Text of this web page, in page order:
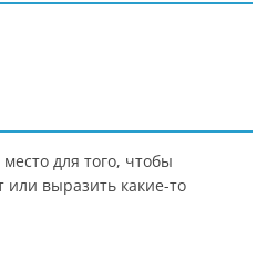
для того, чтобы
или выразить какие-то